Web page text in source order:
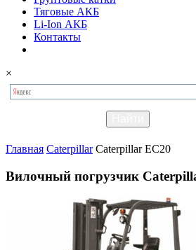
Тяговые АКБ
Li-Ion АКБ
Контакты
×
Главная Caterpillar Caterpillar EC20
Вилочный погрузчик